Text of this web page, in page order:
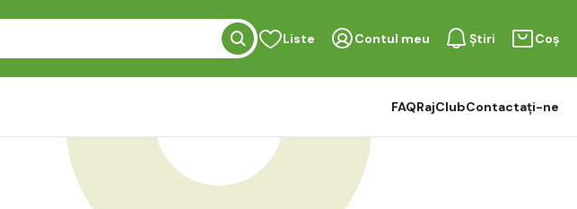
Liste Contul meu Știri Coș
FAQRajClubContactați-ne